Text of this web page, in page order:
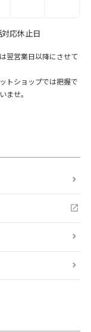
応休止日
翌営業日以降にさせて
トショップでは把握で
ませ。